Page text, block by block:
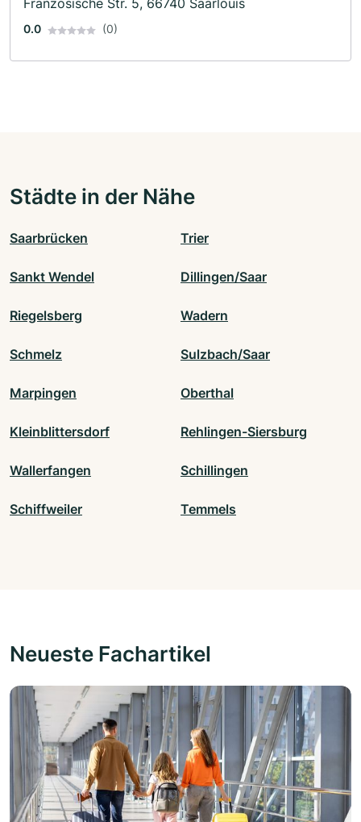
Französische Str. 5, 66740 Saarlouis
0.0 (0)
Städte in der Nähe
Saarbrücken Trier
Sankt Wendel Dillingen/Saar
Riegelsberg Wadern
Schmelz Sulzbach/Saar
Marpingen Oberthal
Kleinblittersdorf Rehlingen-Siersburg
Wallerfangen Schillingen
Schiffweiler Temmels
Neueste Fachartikel